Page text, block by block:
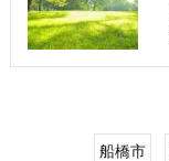
船橋市